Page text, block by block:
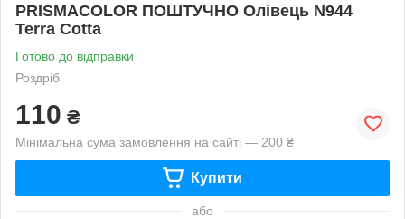
PRISMACOLOR ПОШТУЧНО Олівець N944
Terra Cotta
Готово до відправки
Роздріб
110 ₴
Мінімальна сума замовлення на сайті — 200 ₴
Купити
або